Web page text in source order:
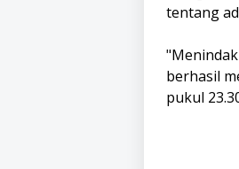
tentang
berhasil
pukul